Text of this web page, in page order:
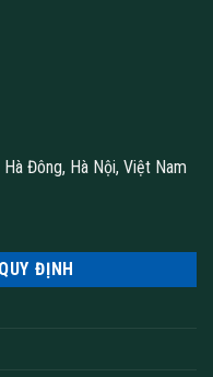
Đông, Hà Nội, Việt Nam
ĐỊNH